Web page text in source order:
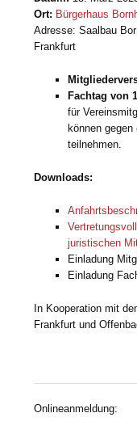
Ort: Bürgerhaus
Adresse: Saalbau
Frankfurt
Fachtag von
für
können
teilnehmen.
Downloads:
juristischen
Einladung
Einladung
In Kooperation mit
Frankfurt und
Onlineanmeldung: